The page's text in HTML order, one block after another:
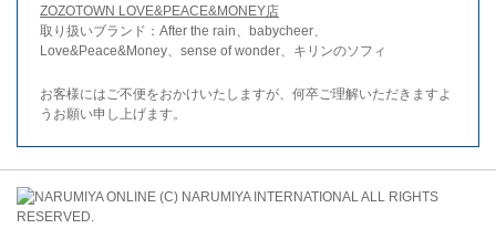
ZOZOTOWN LOVE&PEACE&MONEY店
取り扱いブランド：After the rain、babycheer、
Love&Peace&Money、sense of wonder、キリンのソフィ
お客様にはご不便をおかけいたしますが、何卒ご理解いただきますよ
うお願い申し上げます。